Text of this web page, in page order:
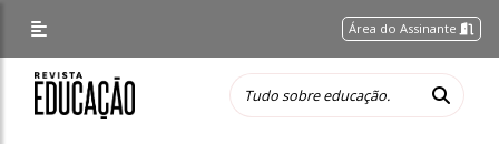
Área do Assinante